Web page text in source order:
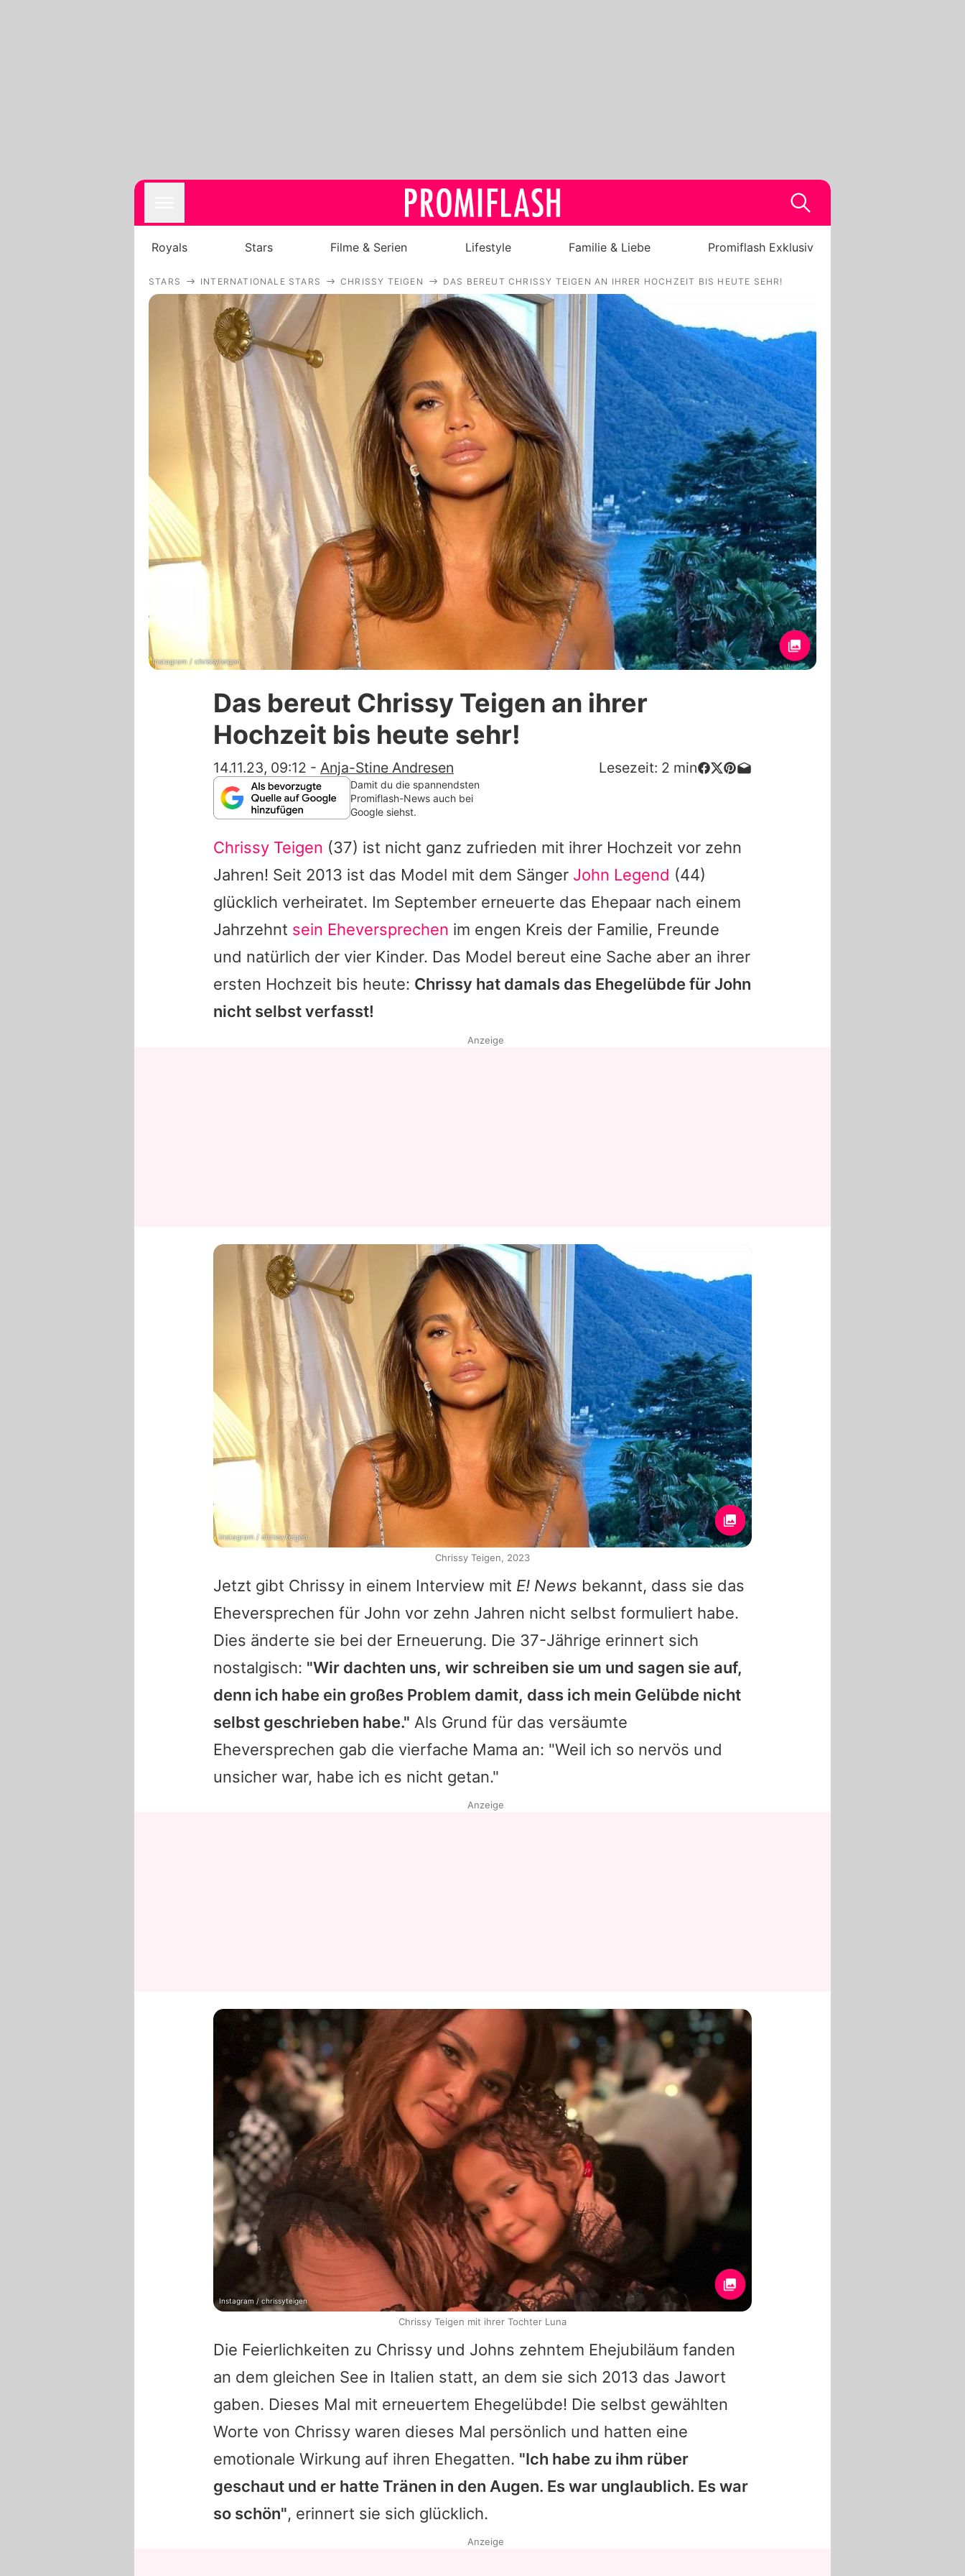
Royals
Stars
Filme & Serien
Lifestyle
Familie & Liebe
Promiflash Exklusiv
Alle Themen auf Promiflash
App runterladen
Team
Redaktionelle Richtlinien
Datenschutzerklärung
Nutzungsbedingungen
Utiq verwalten
Royals Stars Filme & Serien Lifestyle Familie & Liebe Promiflash Exklusiv
STARS INTERNATIONALE STARS CHRISSY TEIGEN DAS BEREUT CHRISSY TEIGEN AN IHRER HOCHZEIT BIS HEUTE SEHR!
Instagram / chrissyteigen
Das bereut Chrissy Teigen an ihrer
Hochzeit bis heute sehr!
14.11.23, 09:12 - Anja-Stine Andresen Lesezeit: 2 min
Damit du die spannendsten
Promiflash-News auch bei
Google siehst.
Chrissy Teigen (37) ist nicht ganz zufrieden mit ihrer Hochzeit vor zehn
Jahren! Seit 2013 ist das Model mit dem Sänger John Legend (44)
glücklich verheiratet. Im September erneuerte das Ehepaar nach einem
Jahrzehnt sein Eheversprechen im engen Kreis der Familie, Freunde
und natürlich der vier Kinder. Das Model bereut eine Sache aber an ihrer
ersten Hochzeit bis heute: Chrissy hat damals das Ehegelübde fürJohn
nicht selbst verfasst!
Jetzt gibt Chrissy in einem Interview mit E! News bekannt, dass sie das
Eheversprechen für John vor zehn Jahren nicht selbst formuliert habe.
Dies änderte sie bei der Erneuerung. Die 37-Jährige erinnert sich
nostalgisch: "Wir dachten uns, wir schreiben sie um und sagen sie auf,
denn ich habe ein großes Problem damit, dass ich mein Gelübde nicht
selbst geschrieben habe." Als Grund für das versäumte
Eheversprechen gab die vierfache Mama an: "Weil ich so nervös und
unsicher war, habe ich es nicht getan."
Die Feierlichkeiten zu Chrissy und Johns zehntem Ehejubiläum fanden
an dem gleichen See in Italien statt, an dem sie sich 2013 das Jawort
gaben. Dieses Mal mit erneuertem Ehegelübde! Die selbst gewählten
Worte von Chrissy waren dieses Mal persönlich und hatten eine
emotionale Wirkung auf ihren Ehegatten. "Ich habe zu ihm rüber
geschaut und er hatte Tränen in den Augen. Es war unglaublich. Es war
so schön", erinnert sie sich glücklich.
Anzeige
Instagram / chrissyteigen
Chrissy Teigen, 2023
Anzeige
Instagram / chrissyteigen
Chrissy Teigen mit ihrer Tochter Luna
Anzeige